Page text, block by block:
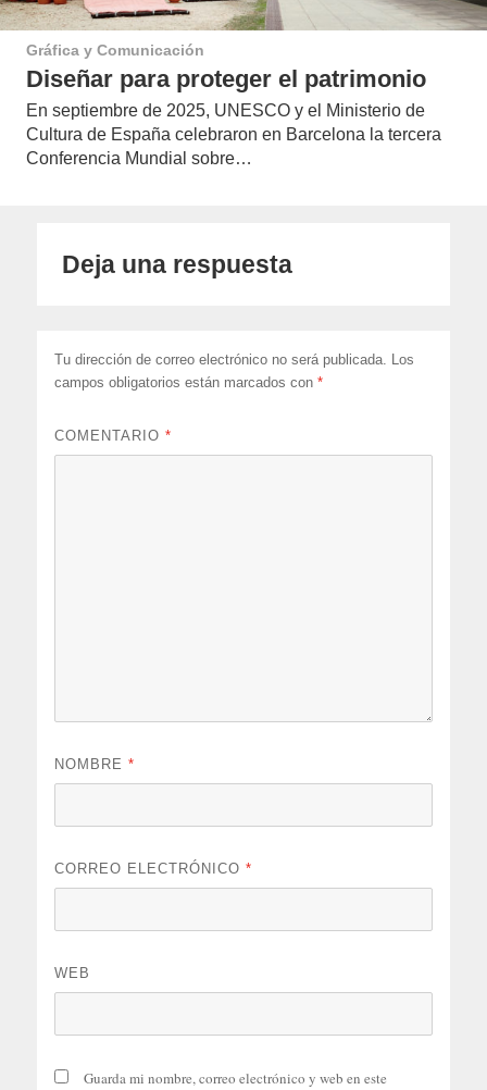
Gráfica y Comunicación
Diseñar para proteger el patrimonio
En septiembre de 2025, UNESCO y el Ministerio de
Cultura de España celebraron en Barcelona la tercera
Conferencia Mundial sobre…
Deja una respuesta
Tu dirección de correo electrónico no será publicada. Los
campos obligatorios están marcados con*
COMENTARIO*
NOMBRE*
CORREO ELECTRÓNICO*
WEB
Guarda mi nombre, correo electrónico y web en este